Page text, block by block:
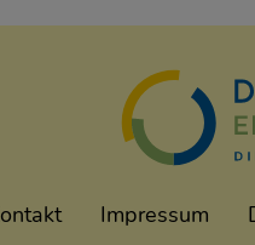
Impressum